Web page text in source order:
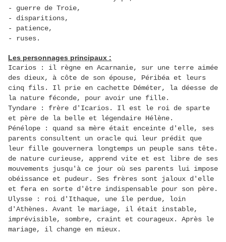
- guerre de Troie,
- disparitions,
- patience,
- ruses.
Les personnages principaux :
Icarios : il règne en Acarnanie, sur une terre aimée
des dieux, à côte de son épouse, Péribéa et leurs
cinq fils. Il prie en cachette Déméter, la déesse de
la nature féconde, pour avoir une fille.
Tyndare : frère d'Icarios. Il est le roi de sparte
et père de la belle et légendaire Hélène.
Pénélope : quand sa mère était enceinte d'elle, ses
parents consultent un oracle qui leur prédit que
leur fille gouvernera longtemps un peuple sans tête.
de nature curieuse, apprend vite et est libre de ses
mouvements jusqu'à ce jour où ses parents lui impose
obéissance et pudeur. Ses frères sont jaloux d'elle
et fera en sorte d'être indispensable pour son père.
Ulysse : roi d'Ithaque, une île perdue, loin
d'Athènes. Avant le mariage, il était instable,
imprévisible, sombre, craint et courageux. Après le
mariage, il change en mieux.